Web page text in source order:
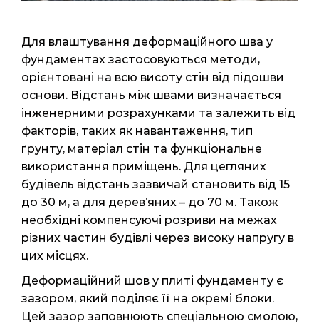
Для влаштування деформаційного шва у
фундаментах застосовуються методи,
орієнтовані на всю висоту стін від підошви
основи. Відстань між швами визначається
інженерними розрахунками та залежить від
факторів, таких як навантаження, тип
ґрунту, матеріал стін та функціональне
використання приміщень. Для цегляних
будівель відстань зазвичай становить від 15
до 30 м, а для дерев’яних – до 70 м. Також
необхідні компенсуючі розриви на межах
різних частин будівлі через високу напругу в
цих місцях.
Деформаційний шов у плиті фундаменту є
зазором, який поділяє її на окремі блоки.
Цей зазор заповнюють спеціальною смолою,